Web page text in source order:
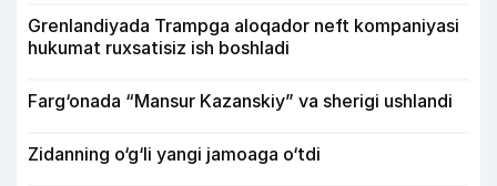
Grenlandiyada Trampga aloqador neft kompaniyasi
hukumat ruxsatisiz ish boshladi
Farg‘onada “Mansur Kazanskiy” va sherigi ushlandi
Zidanning o‘g‘li yangi jamoaga o‘tdi